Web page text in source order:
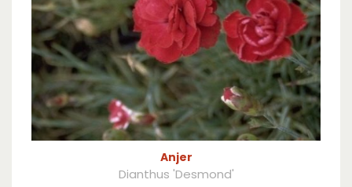
Anjer
Dianthus 'Desmond'